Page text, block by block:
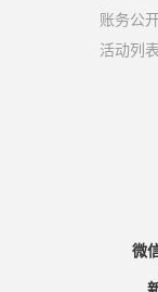
账务公
活动列表
微